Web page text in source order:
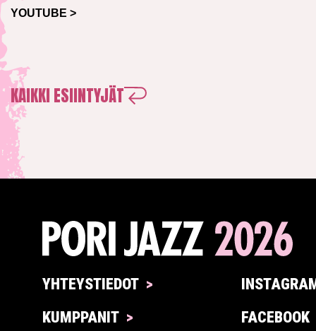
YOUTUBE >
KAIKKI ESIINTYJÄT
YHTEYSTIEDOT
KUMPPANIT
FACEBOOK